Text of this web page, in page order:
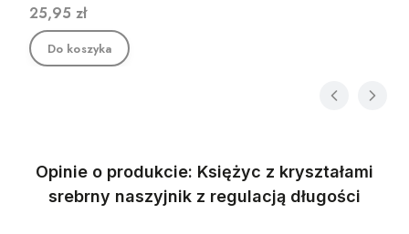
Cena
25,95 zł
Do koszyka
Opinie o produkcie: Księżyc z kryształami
srebrny naszyjnik z regulacją długości